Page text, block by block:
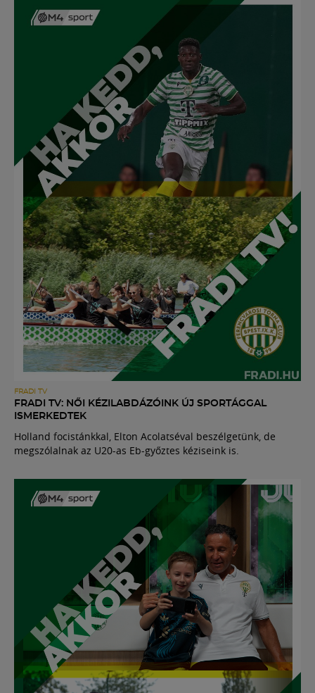
FRADI TV
FRADI TV: NŐI KÉZILABDÁZÓINK ÚJ SPORTÁGGAL
ISMERKEDTEK
Holland focistánkkal, Elton Acolatséval beszélgetünk, de
megszólalnak az U20-as Eb-győztes kéziseink is.